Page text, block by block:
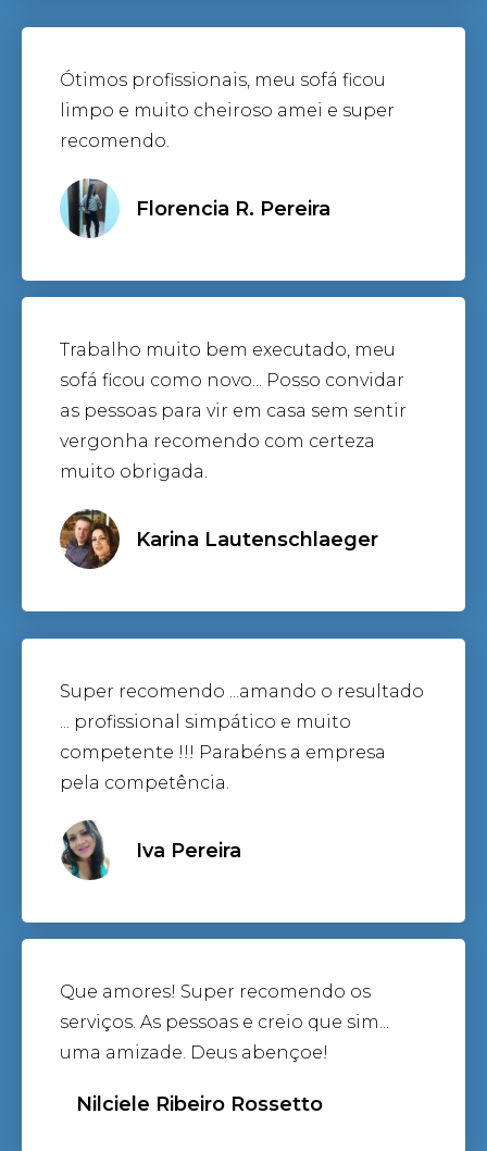
Ótimos profissionais, meu sofá ficou
limpo e muito cheiroso amei e super
recomendo.
Florencia R. Pereira
Trabalho muito bem executado, meu
sofá ficou como novo... Posso convidar
as pessoas para vir em casa sem sentir
vergonha recomendo com certeza
muito obrigada.
Karina Lautenschlaeger
Super recomendo ...amando o resultado
... profissional simpático e muito
competente !!! Parabéns a empresa
pela competência.
Iva Pereira
Que amores! Super recomendo os
serviços. As pessoas e creio que sim...
uma amizade. Deus abençoe!
Nilciele Ribeiro Rossetto